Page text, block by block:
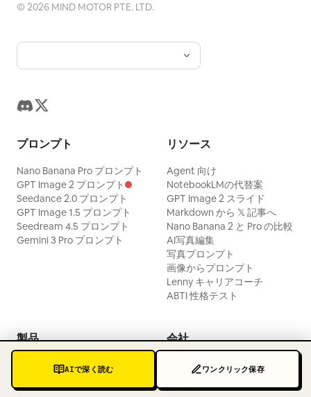
AIで深く読む ワンクリック保存
©2026 MIND MOTOR PTE. LTD.
プロンプト
Nano Banana Pro プロンプト
GPT Image 2 プロンプト
Seedance 2.0 プロンプト
GPT Image 1.5 プロンプト
Seedream 4.5 プロンプト
Gemini 3 Pro プロンプト
リソース
Agent 向け
NotebookLMの代替案
GPT Image 2 スライド
Markdown から 𝕏 記事へ
Nano Banana 2 と Pro の比較
AI写真編集
写真プロンプト
画像からプロンプト
Lenny キャリアコーチ
ABTI 性格テスト
製品
アプリ
会社
お問い合わせ
利用規約